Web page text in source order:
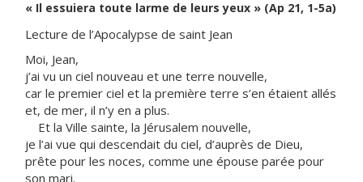
« Il essuiera toute larme de leurs yeux » (Ap 21, 1-5a)
Lecture de l’Apocalypse de saint Jean
Moi, Jean,
j’ai vu un ciel nouveau et une terre nouvelle,
car le premier ciel et la première terre s’en étaient allés
et, de mer, il n’y en a plus.
Et la Ville sainte, la Jérusalem nouvelle,
je l’ai vue qui descendait du ciel, d’auprès de Dieu,
prête pour les noces, comme une épouse parée pour
son mari.